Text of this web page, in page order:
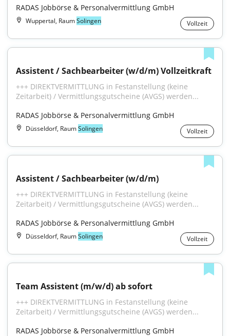
RADAS Jobbörse & Personalvermittlung GmbH
Wuppertal, RaumSolingen Vollzeit
Assistent / Sachbearbeiter (w/d/m) Vollzeitkraft
+++ DIREKTVERMITTLUNG in Festanstellung (keine
Zeitarbeit) / Vermittlungsgutscheine (AVGS) werden...
RADAS Jobbörse & Personalvermittlung GmbH
Düsseldorf, RaumSolingen Vollzeit
Assistent / Sachbearbeiter (w/d/m)
+++ DIREKTVERMITTLUNG in Festanstellung (keine
Zeitarbeit) / Vermittlungsgutscheine (AVGS) werden...
RADAS Jobbörse & Personalvermittlung GmbH
Düsseldorf, RaumSolingen Vollzeit
Team Assistent (m/w/d) ab sofort
+++ DIREKTVERMITTLUNG in Festanstellung (keine
Zeitarbeit) / Vermittlungsgutscheine (AVGS) werden...
RADAS Jobbörse & Personalvermittlung GmbH